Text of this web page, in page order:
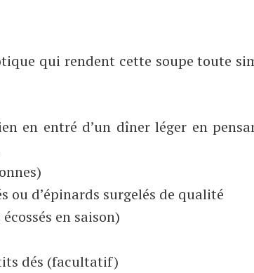
qui rendent cette soupe toute
en entré d’un dîner léger en
ou d’épinards surgelés de qualité
en saison)
dés (facultatif)